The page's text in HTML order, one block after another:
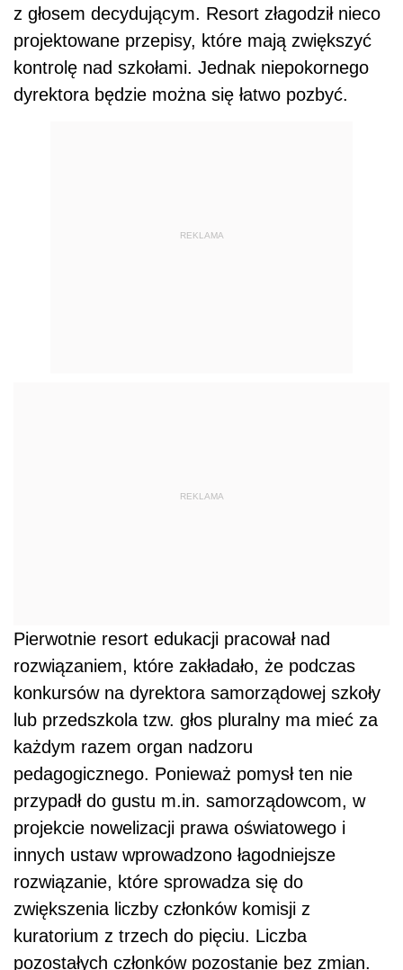
z głosem decydującym. Resort złagodził nieco
projektowane przepisy, które mają zwiększyć
kontrolę nad szkołami. Jednak niepokornego
dyrektora będzie można się łatwo pozbyć.
REKLAMA
REKLAMA
Pierwotnie resort edukacji pracował nad
rozwiązaniem, które zakładało, że podczas
konkursów na dyrektora samorządowej szkoły
lub przedszkola tzw. głos pluralny ma mieć za
każdym razem organ nadzoru
pedagogicznego. Ponieważ pomysł ten nie
przypadł do gustu m.in. samorządowcom, w
projekcie nowelizacji prawa oświatowego i
innych ustaw wprowadzono łagodniejsze
rozwiązanie, które sprowadza się do
zwiększenia liczby członków komisji z
kuratorium z trzech do pięciu. Liczba
pozostałych członków pozostanie bez zmian.